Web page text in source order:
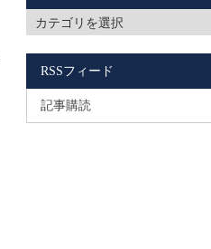
RSSフィード
記事購読